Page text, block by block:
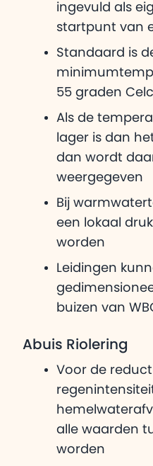
ingevuld als
startpunt van
Standaard is
55 graden
Als de
lager is dan
dan wordt
weergegeven
Bij
een lokaal
worden
Leidingen
buizen van
Abuis Riolering
Voor de
alle waarden
worden